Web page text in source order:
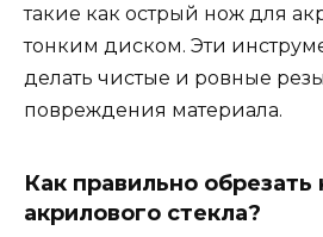
такие как острый нож для
тонким диском. Эти
делать чистые и ровные
повреждения материала.
Как правильно обрезать
акрилового стекла?